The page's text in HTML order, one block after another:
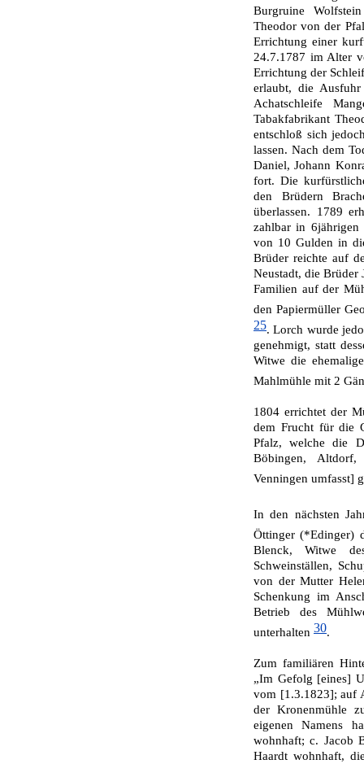
Burgruine
Theodor von der
Errichtung einer
24.7.1787 im Alter
Errichtung der
erlaubt, die
Achatschlei­fe
Tabakfabrikant
ent­schloß sich
lassen. Nach dem
Daniel, Johann
fort. Die
den Brüdern
überlassen. 1789
zahlbar in 6jährigen
von 10 Gul­den in
Brüder reichte auf
Neustadt, die Brüder
Familien auf der
den Papiermüller
25. Lorch wurde
ge­nehmigt, statt
Wit­we die
Mahlmühle mit 2
1804 errichtet der
dem Frucht für die
Pfalz, welche die
Böbingen,
Venningen umfasst]
In den nächsten
Öttinger (*Edinger)
Blenck, Witwe
Schweinställen,
von der Mutter
Schenkung im
Betrieb des
unterhalten 30.
Zum familiären
„Im Gefolg [eines]
vom [1.3.1823]; auf
der Kro­nenmühle
eigenen Namens
wohnhaft; c. Jacob
Haardt wohnhaft,